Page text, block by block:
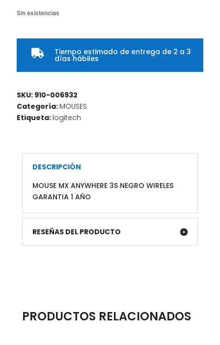
Sin existencias
 Tiempo estimado de entrega de 2 a 3
días hábiles
SKU: 910-006932
Categoría: MOUSES
Etiqueta: logitech
DESCRIPCIÓN
MOUSE MX ANYWHERE 3S NEGRO WIRELES
GARANTIA 1 AÑO
RESEÑAS DEL PRODUCTO
PRODUCTOS RELACIONADOS